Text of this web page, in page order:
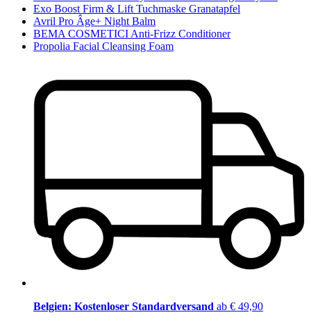
Exo Boost Firm & Lift Tuchmaske Granatapfel
Avril Pro Âge+ Night Balm
BEMA COSMETICI Anti-Frizz Conditioner
Propolia Facial Cleansing Foam
Belgien: Kostenloser Standardversand ab € 49,90